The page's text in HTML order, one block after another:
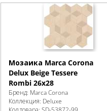
Мозаика Marca Corona
Delux Beige Tessere
Rombi 26х28
Бренд: Marca Corona
Коллекция: Deluxe